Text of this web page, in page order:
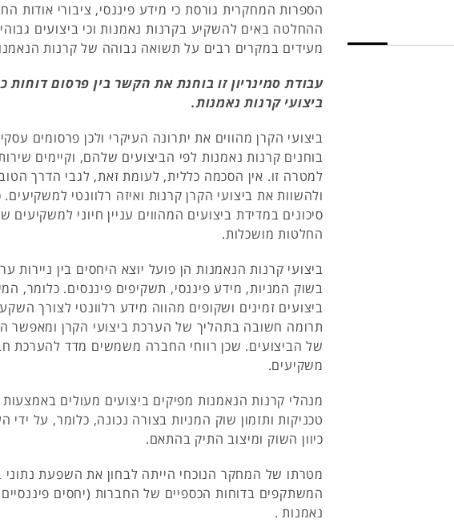
הספרות המחקרית גורסת כי מידע פיננסי, ציבורי אודות
ההחלטה באים להשקיע בקרנות נאמנות וכי ביצועים
מעידים במקרים רבים על תשואה גבוהה של קרנות
עבודת סמינריון זו בוחנת את הקשר בין פרסום דוחות
ביצועי קרנות נאמנות.
ביצועי הקרן מהווים את יתרונה העיקרי ולכן פרסומים
בוחנים קרנות נאמנות לפי הביצועים שלהם, וקיימים
למטרה זו. אין הסכמה כללית, לעומת זאת, לגבי הדרך
ולהשוות את ביצועי הקרן קרנות ואיזה רלוונטי למשקיעים.
סיכונים במדידת ביצועים המהווים עניין חיוני למשקיעים
החלטות מושכלות.
ביצועי קרנות הנאמנות הן פועל יוצא היחסים בין ניירות
בשוק המניות, מידע פיננסי, תשקיפים פיננסים. כלומר,
ביצועים זמינים ושקופים מהווה מידע רלוונטי לצורך
תרומה חשובה בתהליך של הערכת ביצועי הקרן ומאפשר
של הביצועים. שכן רווחי החברה משמשים מדד להערכת
משקיעים.
מנהלי קרנות הנאמנות מפיקים ביצועים מעולים
טכניקות ותזמון שוק המניות בצורה נכונה, כלומר, על ידי
כיוון השוק ומיצוב התיק בהתאם.
מטרתו של המחקר הנוכחי הייתה לבחון את השפעת נתוני
המשתקפים בדוחות הכספיים של החברות (יחסים
נאמנות .